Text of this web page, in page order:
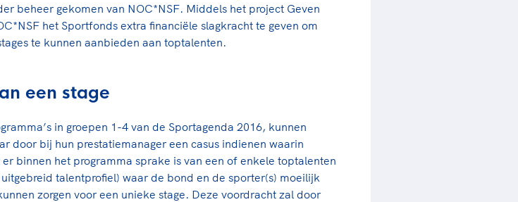
beheer gekomen van NOC*NSF. Middels het project Geven
het Sportfonds extra financiële slagkracht te geven om
te kunnen aanbieden aan toptalenten.
een stage
in groepen 1-4 van de Sportagenda 2016, kunnen
door bij hun prestatiemanager een casus indienen waarin
binnen het programma sprake is van een of enkele toptalenten
talentprofiel) waar de bond en de sporter(s) moeilijk
zorgen voor een unieke stage. Deze voordracht zal door